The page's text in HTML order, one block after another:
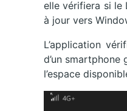
elle vérifiera si le
à jour vers
L’application
d’un
l’espace